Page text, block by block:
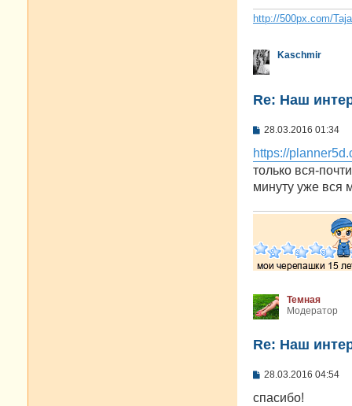
н
и
http://500px.com/
Kaschmir
Re: Наш
С
о
б
щ
е
е
28.03.2016 01:34
https://
только вся-
минуту уже вся
Темная
Модератор
Re: Наш
С
о
28.03.2016 04:54
спасибо!